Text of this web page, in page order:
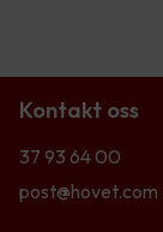
Kontakt oss
37 93 64 00
post@hovet.com